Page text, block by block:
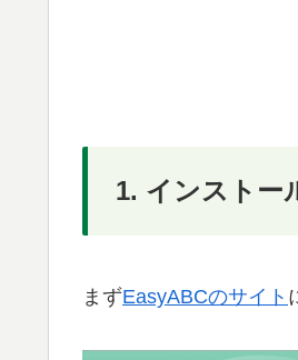
1. インストー
まずEasyABCのサイト